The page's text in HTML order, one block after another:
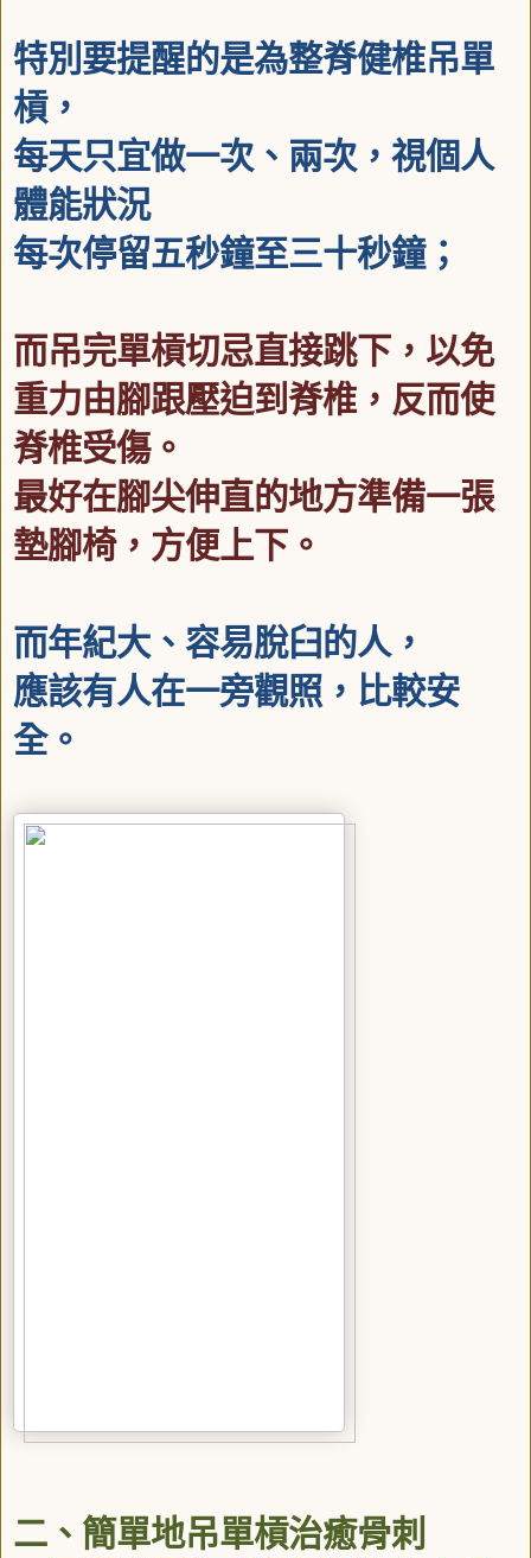
特別要提醒的是為整脊健椎吊單
槓，
每天只宜做一次、兩次，視個人
體能狀況
每次停留五秒鐘至三十秒鐘；
而吊完單槓切忌直接跳下，以免
重力由腳跟壓迫到脊椎， 反而使
脊椎受傷。
最好在腳尖伸直的地方準備一張
墊腳椅，方便上下。
而年紀大、容易脫臼的人，
應該有人在一旁觀照，比較安
全。
二、簡單地吊單槓治癒骨刺